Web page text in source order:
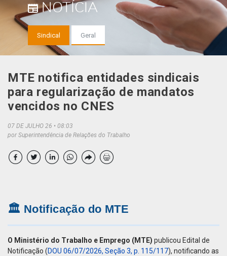
NOTÍCIA
Sindical Geral
MTE notifica entidades sindicais
para regularização de mandatos
vencidos no CNES
07 DE JULHO 26
08:03
por Superintendência de Relações do Trabalho
🏛️ Notificação do MTE
O Ministério do Trabalho e Emprego (MTE) publicou Edital de
Notificação (DOU 06/07/2026, Seção 3, p. 115/117), notificando as